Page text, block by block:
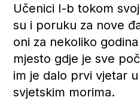
Učenici I-b tokom
su i poruku za nove
oni za nekoliko
mjesto gdje je sve
im je dalo prvi vjetar
svjetskim morima.